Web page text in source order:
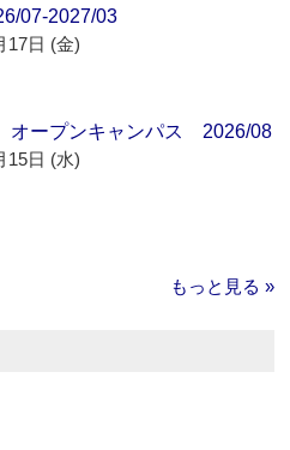
07-2027/03
17日 (金)
ープンキャンパス 2026/08
15日 (水)
もっと見る »